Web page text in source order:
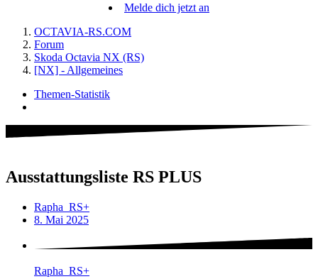
Melde dich jetzt an
OCTAVIA-RS.COM
Forum
Skoda Octavia NX (RS)
[NX] - Allgemeines
Themen-Statistik
Ausstattungsliste RS PLUS
Rapha_RS+
8. Mai 2025
Rapha_RS+